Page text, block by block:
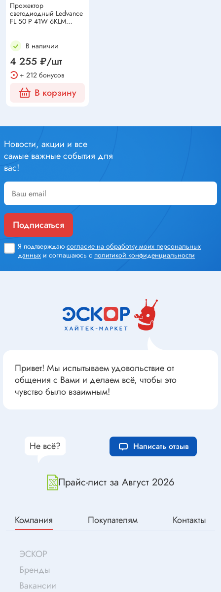
Прожектор
светодиодный Ledvance
FL 50 P 41W 6KLM
В наличии
4 255 ₽/шт
+ 212 бонусов
В корзину
Новости, акции и все
самые важные события для
вас!
Подписаться
Я подтверждаю согласие на обработку моих персональных
данных и соглашаюсь с политикой конфиденциальности
Привет! Мы испытываем удовольствие от
общения с Вами и делаем всё, чтобы это
чувство было взаимным!
Прайс-лист за Август 2026
Не всё? Написать отзыв
Компания Покупателям Контакты
ЭСКОР
Бренды
Вакансии